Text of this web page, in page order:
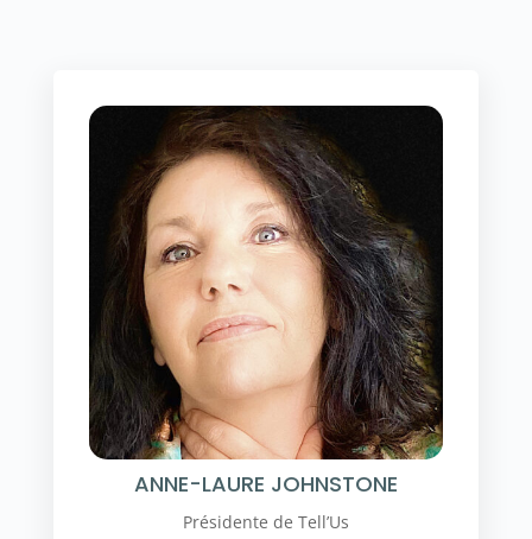
ANNE-LAURE JOHNSTONE
Présidente de Tell’Us